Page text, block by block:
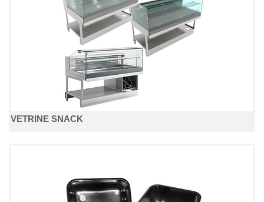
VETRINE SNACK